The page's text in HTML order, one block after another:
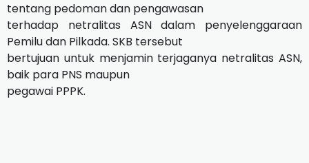
tentang pedoman dan pengawasan
terhadap netralitas ASN dalam penyelenggaraan
Pemilu dan Pilkada. SKB tersebut
bertujuan untuk menjamin terjaganya netralitas ASN,
baik para PNS maupun
pegawai PPPK.